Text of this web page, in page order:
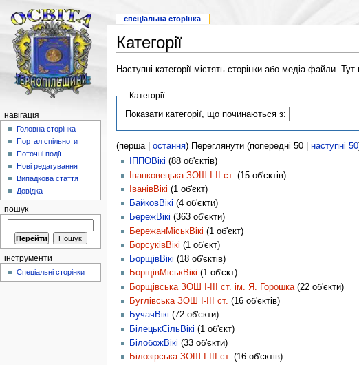
Категорії
Наступні категорії містять сторінки або медіа-файли. Тут
Категорії
Показати категорії, що починаються з:
(перша | остання) Переглянути (попередні 50 | наступні 50
ІППОВікі (88 об'єктів)
Іванковецька ЗОШ І-ІІ ст. (15 об'єктів)
ІванівВікі (1 об'єкт)
БайковВікі (4 об'єкти)
БережВікі (363 об'єкти)
БережанМіськВікі (1 об'єкт)
БорсуківВікі (1 об'єкт)
БорщівВікі (18 об'єктів)
БорщівМіськВікі (1 об'єкт)
Борщівська ЗОШ І-ІІІ ст. ім. Я. Горошка(22 об'єкти)
Буглівська ЗОШ І-ІІІ ст. (16 об'єктів)
БучачВікі (72 об'єкти)
БілецькСільВікі (1 об'єкт)
БілобожВікі (33 об'єкти)
Білозірська ЗОШ І-ІІІ ст. (16 об'єктів)
спеціальна сторінка
навігація
Головна сторінка
Портал спільноти
Поточні події
Нові редагування
Випадкова стаття
Довідка
пошук
інструменти
Спеціальні сторінки